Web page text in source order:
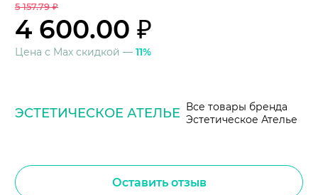
5 157.79 ₽
4 600.00 ₽
Цена с Max скидкой — 11%
ЭСТЕТИЧЕСКОЕ АТЕЛЬЕ Все товары бренда
Эстетическое Ателье
Оставить отзыв